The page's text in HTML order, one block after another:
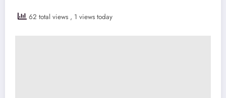
62 total views , 1 views today